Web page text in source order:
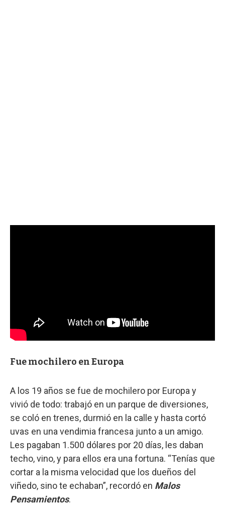
Fue mochilero en Europa
A los 19 años se fue de mochilero por Europa y
vivió de todo: trabajó en un parque de diversiones,
se coló en trenes, durmió en la calle y hasta cortó
uvas en una vendimia francesa junto a un amigo.
Les pagaban 1.500 dólares por 20 días, les daban
techo, vino, y para ellos era una fortuna. “Tenías que
cortar a la misma velocidad que los dueños del
viñedo, sino te echaban”, recordó en Malos
Pensamientos.